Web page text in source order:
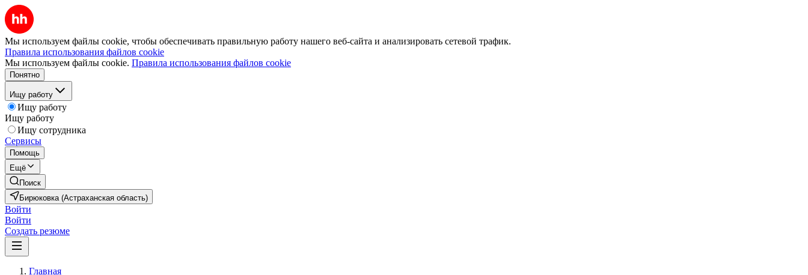
Мы используем файлы cookie, чтобы обеспечивать правильную работу нашего веб-сайта и анализировать сетевой трафик.
Правила использования файлов cookie
Мы используем файлы cookie. Правила использования файлов cookie
Понятно
Ищу работу
Ищу работу
Ищу работу
Ищу сотрудника
Сервисы
Помощь
Ещё
Поиск
Бирюковка (Астраханская область)
Войти
Войти
Создать резюме
Главная